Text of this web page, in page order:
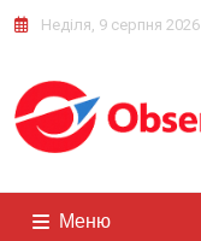
Неділя, 9 серпня 2026
Меню